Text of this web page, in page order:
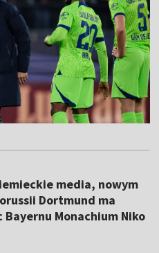
media, nowym
Dortmund ma
Monachium Niko